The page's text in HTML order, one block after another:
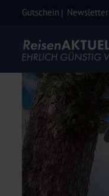
Gutschein Newsletter